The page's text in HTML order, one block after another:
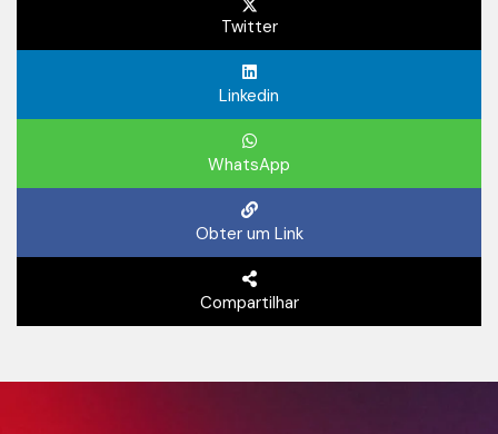
Twitter
Linkedin
WhatsApp
Obter um Link
Compartilhar